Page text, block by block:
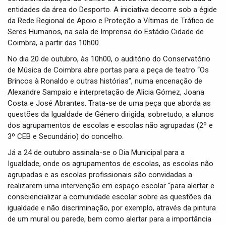
entidades da área do Desporto. A iniciativa decorre sob a égide
da Rede Regional de Apoio e Proteção a Vítimas de Tráfico de
Seres Humanos, na sala de Imprensa do Estádio Cidade de
Coimbra, a partir das 10h00.
No dia 20 de outubro, às 10h00, o auditório do Conservatório
de Música de Coimbra abre portas para a peça de teatro “Os
Brincos à Ronaldo e outras histórias”, numa encenação de
Alexandre Sampaio e interpretação de Alicia Gómez, Joana
Costa e José Abrantes. Trata-se de uma peça que aborda as
questões da Igualdade de Género dirigida, sobretudo, a alunos
dos agrupamentos de escolas e escolas não agrupadas (2º e
3º CEB e Secundário) do concelho.
Já a 24 de outubro assinala-se o Dia Municipal para a
Igualdade, onde os agrupamentos de escolas, as escolas não
agrupadas e as escolas profissionais são convidadas a
realizarem uma intervenção em espaço escolar “para alertar e
consciencializar a comunidade escolar sobre as questões da
igualdade e não discriminação, por exemplo, através da pintura
de um mural ou parede, bem como alertar para a importância